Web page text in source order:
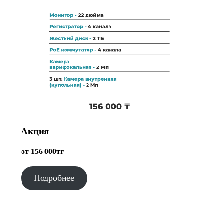
Акция
от 156 000тг
Подробнее